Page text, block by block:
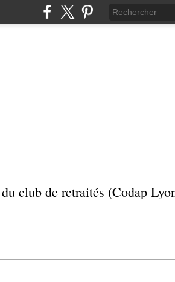
club de retraités (Codap